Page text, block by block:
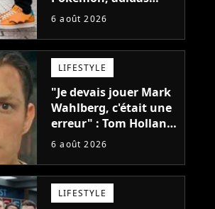
dévoile une énorme
et je ne sais pas quoi
en penser
6 août 2026
LIFESTYLE
"Je devais jouer Mark
Wahlberg, c'était une
erreur" : Tom Holland,
la star de Spider-Man,
blockbuster
6 août 2026
LIFESTYLE